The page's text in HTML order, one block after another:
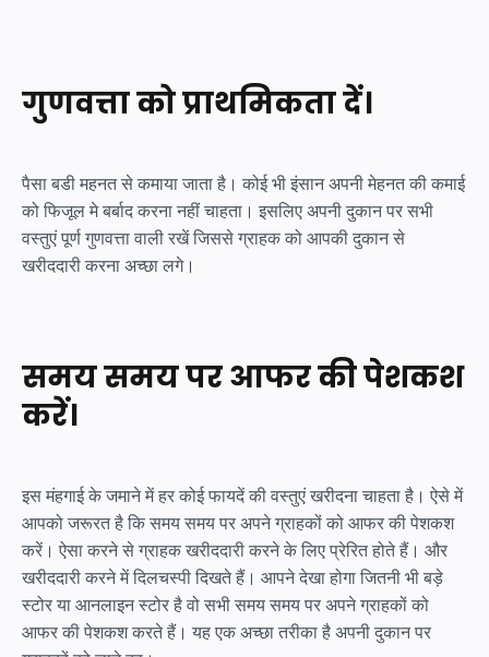
गुणवत्ता को प्राथमिकता दें।
पैसा बडी महनत से कमाया जाता है। कोई भी इंसान अपनी मेहनत की कमाई
को फिजूल मे बर्बाद करना नहीं चाहता। इसलिए अपनी दुकान पर सभी
वस्तुएं पूर्ण गुणवत्ता वाली रखें जिससे ग्राहक को आपकी दुकान से
खरीददारी करना अच्छा लगे।
समय समय पर आफर की पेशकश
करें।
इस मंहगाई के जमाने में हर कोई फायदें की वस्तुएं खरीदना चाहता है। ऐसे में
आपको जरूरत है कि समय समय पर अपने ग्राहकों को आफर की पेशकश
करें। ऐसा करने से ग्राहक खरीददारी करने के लिए प्रेरित होते हैं। और
खरीददारी करने में दिलचस्पी दिखते हैं। आपने देखा होगा जितनी भी बड़े
स्टोर या आनलाइन स्टोर है वो सभी समय समय पर अपने ग्राहकों को
आफर की पेशकश करते हैं। यह एक अच्छा तरीका है अपनी दुकान पर